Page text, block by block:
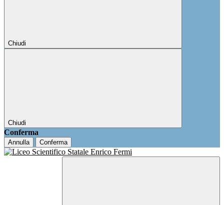
Chiudi
Chiudi
Conferma
Annulla Conferma